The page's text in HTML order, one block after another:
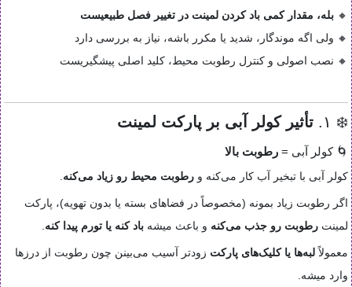
🔸 بله، مقدار کمی باد کردن لمینت در تغییر فصل طبیعیست
🔸 ولی اگه موندگار، شدید یا مکرر باشه، نیاز به بررسی دارد
🔸 نصب اصولی و کنترل رطوبت محیط، کلید اصلی پیشگیریست
❄️ ۱. تأثیر کولر آبی بر پارکت لمینت
🌀 کولر آبی = رطوبت بالا
کولر آبی با تبخیر آب کار می‌کنه و رطوبت محیط رو زیاد می‌کنه
اگر رطوبت زیاد بمونه (مخصوصاً در فضاهای بسته یا بدون تهویه)، پارکت
لمینت رطوبت رو جذب می‌کنه و باعث میشه باد کنه یا تورم پیدا کنه
معمولاًلبه‌ها یا کلیک‌های پارکت زودتر آسیب می‌بینن چون رطوبت از درزها
وارد میشه.